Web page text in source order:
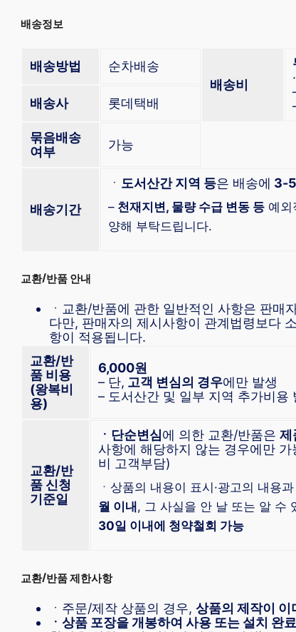
배송정보
배송방법
순차배송
배송비
배송사 롯데택배
묶음배송
여부
가능
배송기간
ㆍ 도서산간 지역 등은 배송에 3-
– 천재지변, 물량 수급 변동 등 예외
양해 부탁드립니다.
교환/반품 안내
ㆍ교환/반품에 관한 일반적인 사항은 판매
다만, 판매자의 제시사항이 관계법령보다
항이 적용됩니다.
교환/반
품 비용
(왕복비
용)
6,000원
– 단, 고객 변심의 경우에만 발생
– 도서산간 및 일부 지역 추가비용
교환/반
품 신청
기준일
ㆍ단순변심에 의한 교환/반품은 제
사항에 해당하지 않는 경우에만
비 고객부담)
ㆍ상품의 내용이 표시·광고의 내용
월 이내, 그 사실을 안 날 또는 알 수
30일 이내에 청약철회 가능
교환/반품 제한사항
ㆍ주문/제작 상품의 경우, 상품의 제작이 이
ㆍ상품 포장을 개봉하여 사용 또는 설치 완료